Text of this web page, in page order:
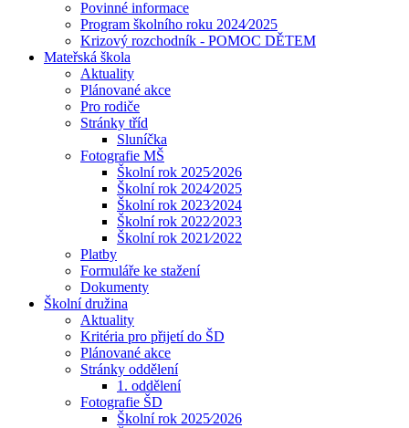
Povinné informace
Program školního roku 2024⁄2025
Krizový rozchodník - POMOC DĚTEM
Mateřská škola
Aktuality
Plánované akce
Pro rodiče
Stránky tříd
Sluníčka
Fotografie MŠ
Školní rok 2025⁄2026
Školní rok 2024⁄2025
Školní rok 2023⁄2024
Školní rok 2022⁄2023
Školní rok 2021⁄2022
Platby
Formuláře ke stažení
Dokumenty
Školní družina
Aktuality
Kritéria pro přijetí do ŠD
Plánované akce
Stránky oddělení
1. oddělení
Fotografie ŠD
Školní rok 2025⁄2026